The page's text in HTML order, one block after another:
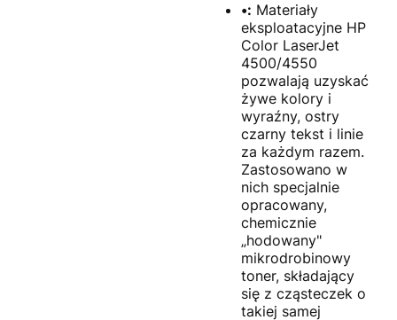
•: Materiały
eksploatacyjne HP
Color LaserJet
4500/4550
pozwalają uzyskać
żywe kolory i
wyraźny, ostry
czarny tekst i linie
za każdym razem.
Zastosowano w
nich specjalnie
opracowany,
chemicznie
„hodowany"
mikrodrobinowy
toner, składający
się z cząsteczek o
takiej samej